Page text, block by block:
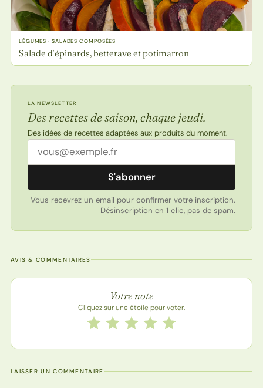
LÉGUMES · SALADES COMPOSÉES
Salade d’épinards, betterave et potimarron
LA NEWSLETTER
Des recettes de saison, chaque jeudi.
Des idées de recettes adaptées aux produits du moment.
Adresse email
S'abonner
Vous recevrez un email pour confirmer votre inscription.
Désinscription en 1 clic, pas de spam.
AVIS & COMMENTAIRES
Note de la recette
Votre note
Cliquez sur une étoile pour voter.
Notez cette recette de 1 à 5 étoiles
5 étoiles
4 étoiles
3 étoiles
2 étoiles
1 étoile
LAISSER UN COMMENTAIRE